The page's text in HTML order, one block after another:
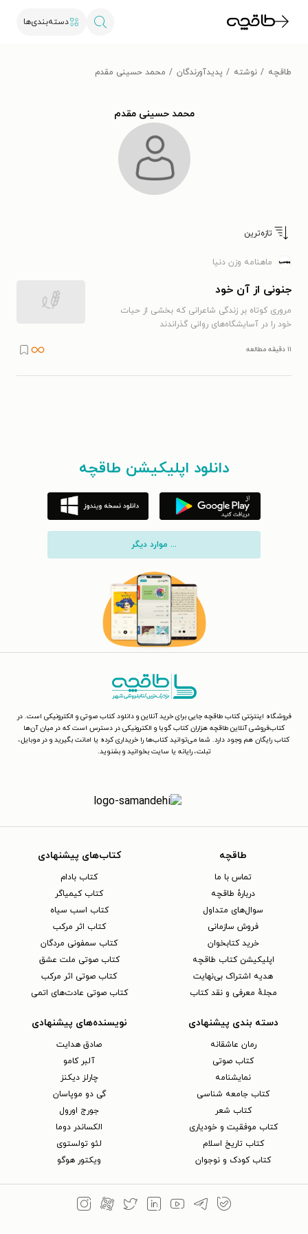
دسته‌بندی‌ها
طاقچه نوشته پدیدآورندگان محمد حسینی مقدم
محمد حسینی مقدم
تازه‌ترین
ماهنامه وزن دنیا
جنونی از آن خود
مروری کوتاه بر زندگی شاعرانی که بخشی از حیات
خود را در آسایشگاه‌های روانی گذراندند
۱۱ دقیقه مطالعه
دانلود اپلیکیشن طاقچه
... موارد دیگر
فروشگاه اینترنتی کتاب طاقچه جایی برای خرید آنلاین و دانلود کتاب صوتی و الکترونیکی است. در
کتاب‌فروشی آنلاین طاقچه هزاران کتاب گویا و الکترونیکی در دسترس است که در میان آن‌ها
کتاب رایگان هم وجود دارد. شما می‌توانید کتاب‌ها را خریداری کرده یا امانت بگیرید و در موبایل،
تبلت، رایانه یا سایت بخوانید و بشنوید.
طاقچه
تماس با ما
دربارهٔ طاقچه
سوال‌های متداول
فروش سازمانی
خرید کتابخوان
اپلیکیشن کتاب طاقچه
هدیه اشتراک بی‌نهایت
مجلهٔ معرفی و نقد کتاب
کتاب‌های پیشنهادی
کتاب بادام
کتاب کیمیاگر
کتاب اسب سیاه
کتاب اثر مرکب
کتاب سمفونی مردگان
کتاب صوتی ملت عشق
کتاب صوتی اثر مرکب
کتاب صوتی عادت‌های اتمی
دسته بندی پیشنهادی
رمان عاشقانه
کتاب‌ صوتی
نمایشنامه
کتاب جامعه شناسی
کتاب شعر
کتاب موفقیت و خودیاری
کتاب تاریخ اسلام
کتاب کودک و نوجوان
نویسنده‌های پیشنهادی
صادق هدایت
آلبر کامو
چارلز دیکنز
گی دو موپاسان
جورج اورول
الکساندر دوما
لئو تولستوی
ویکتور هوگو